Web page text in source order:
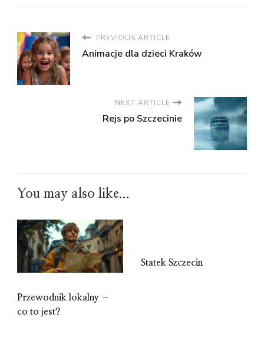
PREVIOUS ARTICLE
Animacje dla dzieci Kraków
NEXT ARTICLE
Rejs po Szczecinie
You may also like...
Przewodnik lokalny –
co to jest?
Statek Szczecin